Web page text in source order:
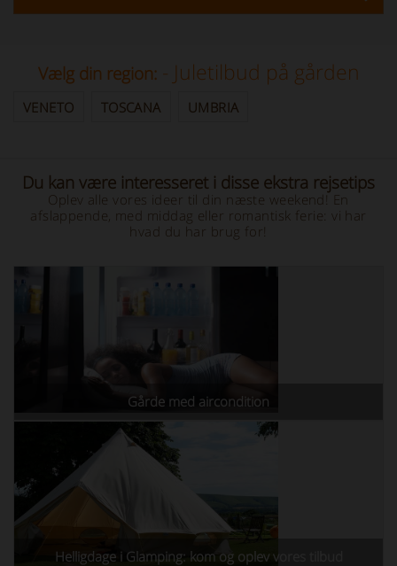
Vælg din region: - Juletilbud på gården
VENETO TOSCANA UMBRIA
Du kan være interesseret i disse ekstra rejsetips
Oplev alle vores ideer til din næste weekend! En
afslappende, med middag eller romantisk ferie: vi har
hvad du har brug for!
Gårde med aircondition
Helligdage i Glamping: kom og oplev vores tilbud